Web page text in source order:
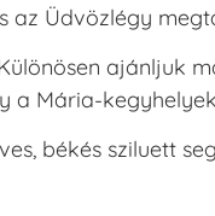
az Üdvözlégy
ajánljuk
a Mária-
békés sziluett